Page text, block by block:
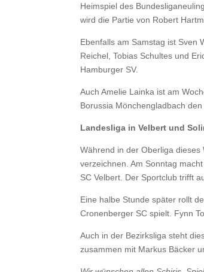
Heimspiel des
wird die Partie von Robert
Ebenfalls am Samstag ist Sven
Reichel, Tobias Schultes und
Hamburger SV.
Auch Amelie Lainka ist am
Borussia Mönchengladbach
Landesliga in Velbert und
Während in der Oberliga
verzeichnen. Am Sonntag
SC Velbert. Der Sportclub trifft
Eine halbe Stunde später rollt
Cronenberger SC spielt. Fynn
Auch in der Bezirksliga steht
zusammen mit Markus Bäcker